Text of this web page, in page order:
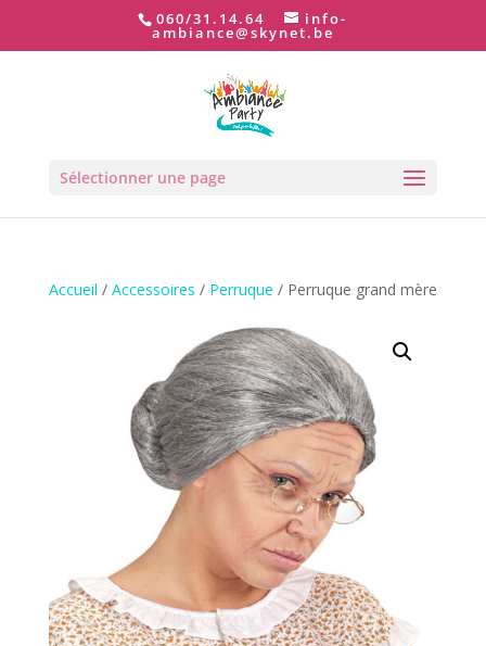
060/31.14.64 info-
ambiance@skynet.be
Sélectionner une page
Accueil / Accessoires / Perruque / Perruque grand mère